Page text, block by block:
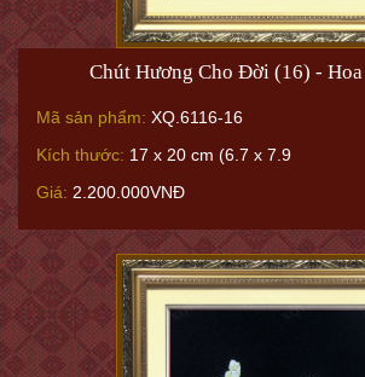
Chút Hương Cho Đời (16) -
Mã sản phẩm: XQ.6116-16
Kích thước: 17 x 20 cm (6.7 x 7.9
Giá: 2.200.000VNĐ